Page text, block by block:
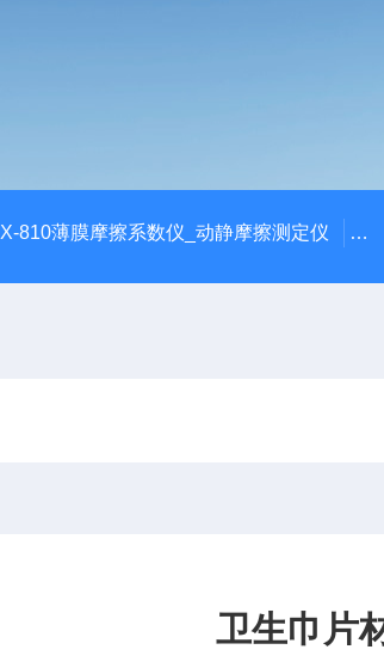
X-810薄膜摩擦系数仪_动静摩擦测定仪
卫生巾片